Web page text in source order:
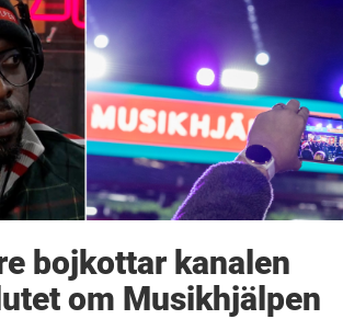
bojkottar kanalen
om Musikhjälpen